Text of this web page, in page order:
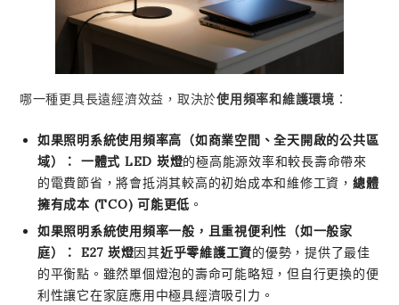
哪一種更具長遠經濟效益，取決於使用頻率和維護環境 ：
如果照明系統使用頻率高（如商業空間、全天開啟的公共區
域）：
一體式 LED 崁燈的極高能源效率和較長壽命帶來
的電費節省，將會抵消其較高的初始成本和維修工資， 總體
擁有成本 (TCO) 可能更低 。
如果照明系統使用頻率一般，且重視便利性（如一般家
庭）：
E27 崁燈因其近乎零維護工資的優勢，提供了最佳
的平衡點。雖然單個燈泡的壽命可能略短，但自行更換的便
利性讓它在家庭應用中極具經濟吸引力。